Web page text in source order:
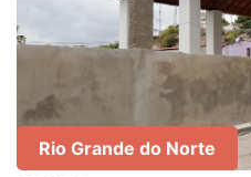
Rio Grande do Norte